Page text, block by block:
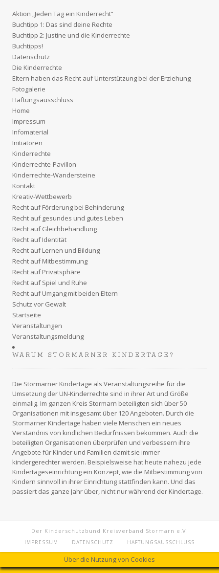
n
Aktion „Jeden Tag ein Kinderrecht“
Buchtipp 1: Das sind deine Rechte
Buchtipp 2: Justine und die Kinderrechte
Buchtipps!
Datenschutz
Die Kinderrechte
Eltern haben das Recht auf Unterstützung bei der Erziehung
Fotogalerie
Haftungsausschluss
Home
Impressum
Infomaterial
Initiatoren
Kinderrechte
Kinderrechte-Pavillon
Kinderrechte-Wandersteine
Kontakt
Kreativ-Wettbewerb
Recht auf Förderung bei Behinderung
Recht auf gesundes und gutes Leben
Recht auf Gleichbehandlung
Recht auf Identität
Recht auf Lernen und Bildung
Recht auf Mitbestimmung
Recht auf Privatsphäre
Recht auf Spiel und Ruhe
Recht auf Umgang mit beiden Eltern
Schutz vor Gewalt
Startseite
Veranstaltungen
Veranstaltungsmeldung
WARUM STORMARNER KINDERTAGE?
Die Stormarner Kindertage als Veranstaltungsreihe für die
Umsetzung der UN-Kinderrechte sind in ihrer Art und Größe
einmalig. Im ganzen Kreis Stormarn beteiligten sich über 50
Organisationen mit insgesamt über 120 Angeboten. Durch die
Stormarner Kindertage haben viele Menschen ein neues
Verständnis von kindlichen Bedürfnissen bekommen. Auch die
beteiligten Organisationen überprüfen und verbessern ihre
Angebote für Kinder und Familien damit sie immer
kindergerechter werden. Beispielsweise hat heute nahezu jede
Kindertageseinrichtung ein Konzept, wie die Mitbestimmung von
Kindern sinnvoll in ihrer Einrichtung stattfinden kann. Und das
passiert das ganze Jahr über, nicht nur während der Kindertage.
Der Kinderschutzbund Kreisverband Stormarn e.V.
IMPRESSUM DATENSCHUTZ HAFTUNGSAUSSCHLUSS
Über die Nutzung von Cookies